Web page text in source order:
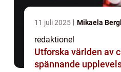
11 juli 2025 Mikaela
redaktionel
Utforska världen av
spännande